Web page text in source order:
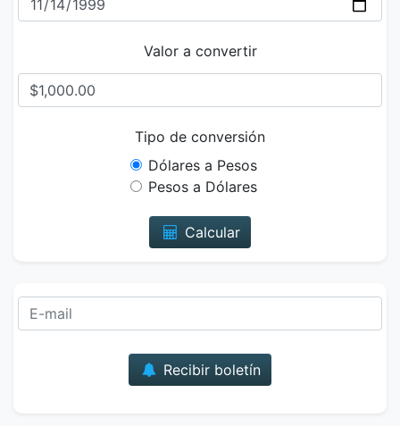
Valor a convertir
Tipo de conversión
Dólares a Pesos
Pesos a Dólares
Calcular
Recibir boletín